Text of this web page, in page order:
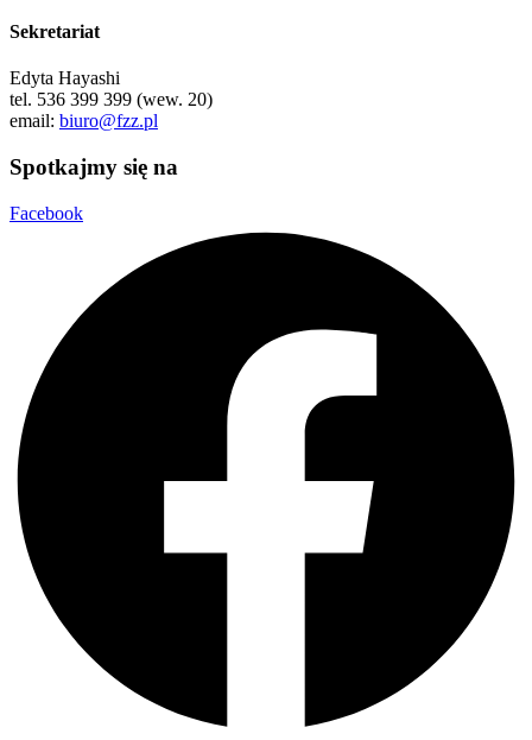
Sekretariat
Edyta Hayashi
tel. 536 399 399 (wew. 20)
email: biuro@fzz.pl
Spotkajmy się na
Facebook